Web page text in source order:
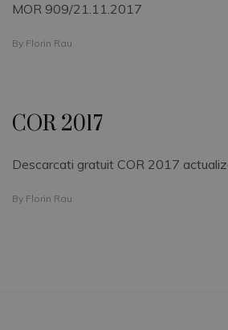
MOR 909/21.11.2017
By Florin Rau
COR 2017
Descarcati gratuit COR 2017
By Florin Rau